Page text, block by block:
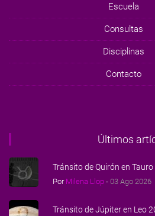
Escuela
Consultas
Disciplinas
Contacto
Últimos
Tránsito de Quirón en
Por Milena Llop - 03 Ago 2026
Tránsito de Júpiter en Leo